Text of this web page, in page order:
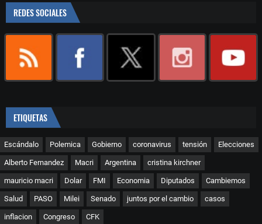
REDES SOCIALES
ETIQUETAS
Escándalo Polemica Gobierno coronavirus tensión Elecciones
Alberto Fernandez Macri Argentina cristina kirchner
mauricio macri Dolar FMI Economia Diputados Cambiemos
Salud PASO Milei Senado juntos por el cambio casos
inflacion Congreso CFK